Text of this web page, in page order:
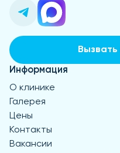
Информация
О клинике
Галерея
Цены
Контакты
Вакансии